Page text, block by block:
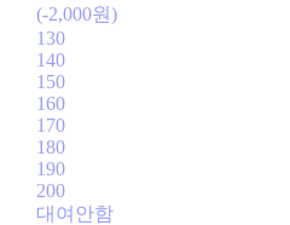
(-2,000원)
130
140
150
160
170
180
190
200
대여안함